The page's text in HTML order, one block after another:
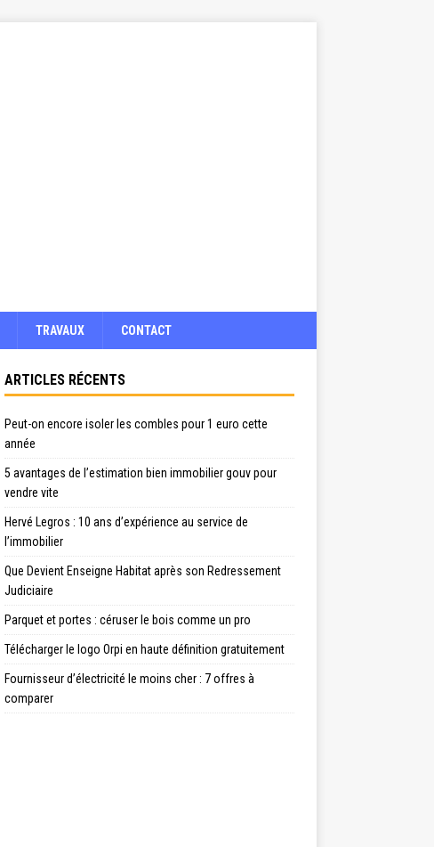
TRAVAUX CONTACT
ARTICLES RÉCENTS
Peut-on encore isoler les combles pour 1 euro cette
année
5 avantages de l’estimation bien immobilier gouv pour
vendre vite
Hervé Legros : 10 ans d’expérience au service de
l’immobilier
Que Devient Enseigne Habitat après son Redressement
Judiciaire
Parquet et portes : céruser le bois comme un pro
Télécharger le logo Orpi en haute définition gratuitement
Fournisseur d’électricité le moins cher : 7 offres à
comparer